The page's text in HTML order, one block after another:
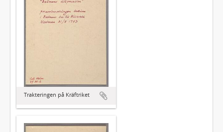
Trakteringen på Kräftriket